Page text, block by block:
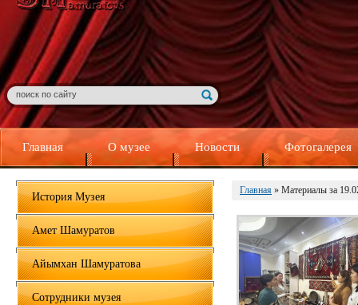
Главная О музее Новости Фотогалерея
История Музея
Амет Шамуратов
Айымхан Шамуратова
Сотрудники музея
Главная » Материалы за